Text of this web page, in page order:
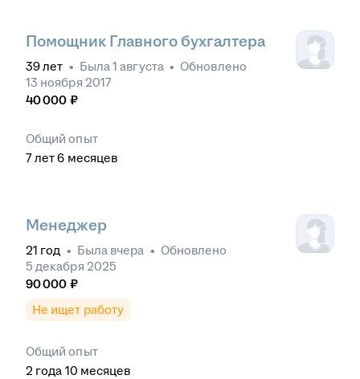
Помощник Главного бухгалтера
39лет • Была1 августа • Обновлено
13 ноября 2017
40 000 ₽
Общий опыт
7лет 6 месяцев
Менеджер
21 год • Была вчера • Обновлено
5 декабря 2025
90 000 ₽
Не ищет работу
Общий опыт
2 года 10 месяцев